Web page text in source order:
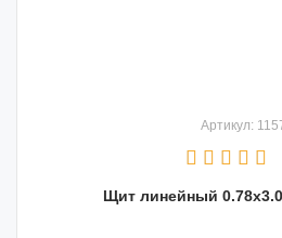
Артикул:
Щит линейный